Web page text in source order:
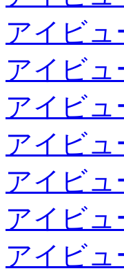
アイビ
アイビ
アイビ
アイビ
アイビ
アイビ
アイビ